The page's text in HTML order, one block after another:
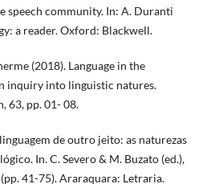
speech community. In: A. Duranti
a reader. Oxford: Blackwell.
(2018). Language in the
inquiry into linguistic natures.
63, pp. 01- 08.
de outro jeito: as naturezas
In. C. Severo & M. Buzato (ed.),
41-75). Araraquara: Letraria.